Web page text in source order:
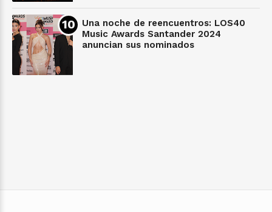
Una noche de reencuentros: LOS40
Music Awards Santander 2024
anuncian sus nominados